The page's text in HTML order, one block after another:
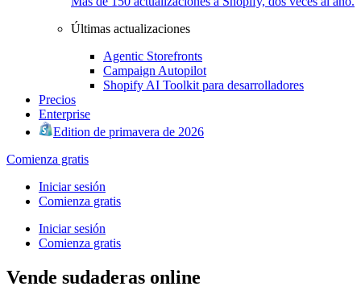
Últimas actualizaciones
Agentic Storefronts
Campaign Autopilot
Shopify AI Toolkit para desarrolladores
Precios
Enterprise
Edition de primavera de 2026
Comienza gratis
Iniciar sesión
Comienza gratis
Iniciar sesión
Comienza gratis
Vende sudaderas online